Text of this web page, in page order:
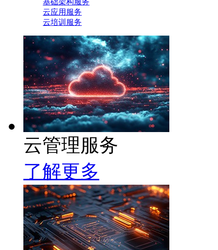
基础架构服务
云应用服务
云培训服务
云管理服务
了解更多